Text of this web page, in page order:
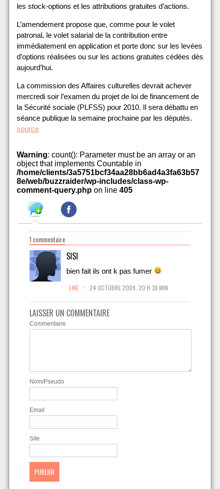
les stock-options et les attributions gratuites d’actions.
L’amendement propose que, comme pour le volet
patronal, le volet salarial de la contribution entre
immédiatement en application et porte donc sur les levées
d’options réalisées ou sur les actions gratuites cédées dès
aujourd’hui.
La commission des Affaires culturelles devrait achever
mercredi soir l’examen du projet de loi de financement de
la Sécurité sociale (PLFSS) pour 2010. Il sera débattu en
séance publique la semaine prochaine par les députés.
source
Warning: count(): Parameter must be an array or an
object that implements Countable in
/home/clients/3a5751bcf34aa28bb6ad4a3fa63b57
8e/web/buzzraider/wp-includes/class-wp-
comment-query.php on line 405
1 commentaire
SISI
bien fait ils ont k pas fumer
LIKE . 24 OCTOBRE 2009, 20 H 38 MIN
LAISSER UN COMMENTAIRE
Commentaire
Nom/Pseudo
Email
Site